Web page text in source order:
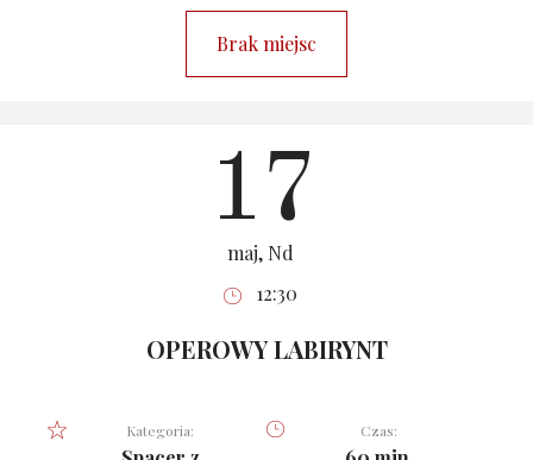
Brak miejsc
17
maj, Nd
12:30
OPEROWY LABIRYNT
Kategoria: Czas: